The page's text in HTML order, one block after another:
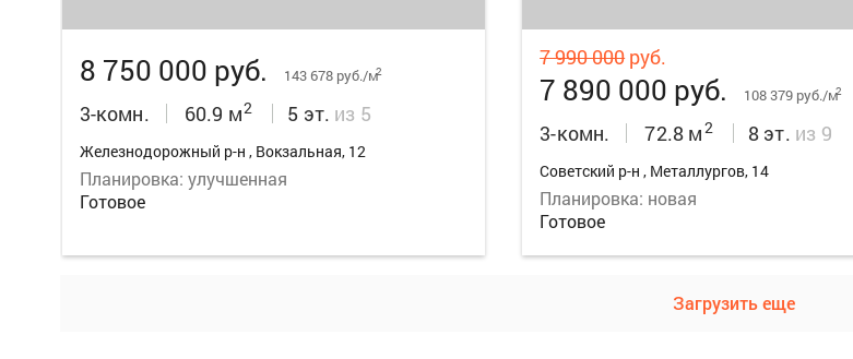
8 750 000 руб. 143 678 руб./м2
3-комн. 60.9 м2 5 эт. из 5
Железнодорожный р-н , Вокзальная, 12
Планировка: улучшенная
Готовое
7 990 000руб.
7 890 000 руб. 108 379 руб./м2
3-комн. 72.8 м2 8 эт. из 9
Советский р-н , Металлургов, 14
Планировка: новая
Готовое
Загрузить еще